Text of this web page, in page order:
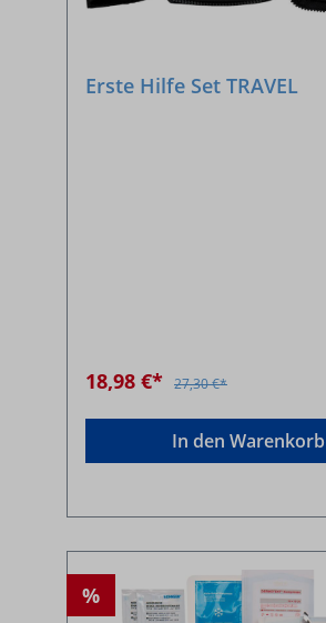
Erste Hilfe Set TRAVEL
18,98 €* 27,30 €*
In den Warenkorb
%